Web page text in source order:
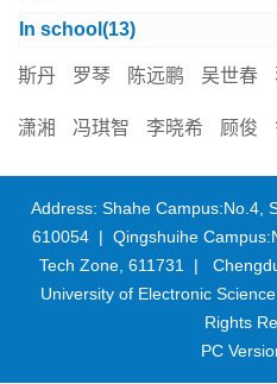
In school(13)
斯丹 罗琴 陈远鹏 吴世春
潇湘 冯琪智 李晓希 顾俊
Address: Shahe Campus:No.4,
610054 | Qingshuihe
Tech Zone, 611731 |
University of Electronic
Rights
PC